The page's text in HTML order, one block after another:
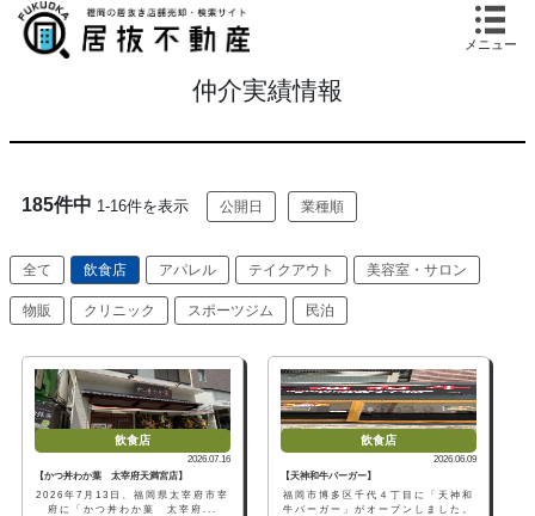
メニュー
仲介実績情報
185件中 1-16件を表示 公開日 業種順
全て 飲食店 アパレル テイクアウト 美容室・サロン
物販 クリニック スポーツジム 民泊
飲食店
2026.07.16
【かつ丼わか葉 太宰府天満宮店】
2026年7月13日、福岡県太宰府市宰
府に「かつ丼わか葉 太宰府...
飲食店
2026.06.09
【天神和牛バーガー】
福岡市博多区千代４丁目に「天神和
牛バーガー」がオープンしました。